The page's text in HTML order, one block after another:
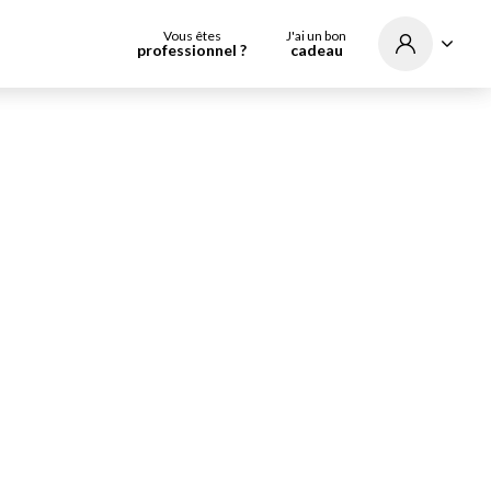
Vous êtes
professionnel ?
J'ai un bon
cadeau